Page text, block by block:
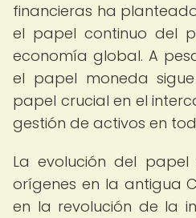
financieras ha
el papel continuo del
economía global. A
el papel moneda
papel crucial en el
gestión de activos en
La evolución del papel
orígenes en la antigua
en la revolución de la